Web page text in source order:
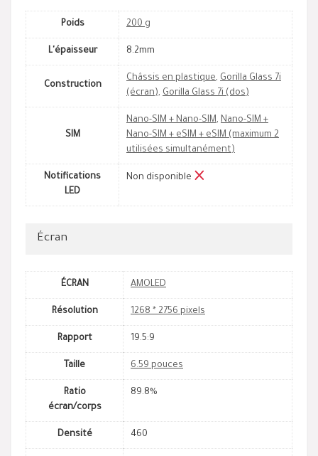
Poids 200 g
L'épaisseur 8.2mm
Construction
Châssis en plastique, Gorilla Glass 7i
(écran), Gorilla Glass 7i (dos)
SIM
Nano-SIM + Nano-SIM, Nano-SIM +
Nano-SIM + eSIM + eSIM (maximum 2
utilisées simultanément)
Notifications
LED
Non disponible
Écran
ÉCRAN AMOLED
Résolution 1268 * 2756 pixels
Rapport 19.5:9
Taille 6.59 pouces
Ratio
écran/corps
89.8%
Densité 460